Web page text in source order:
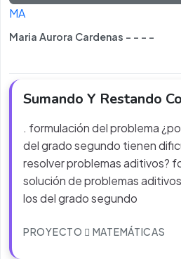
MA
Maria Aurora Cardenas - - - -
Sumando Y Restando
. formulación del problema
del grado segundo tienen
resolver problemas aditivos?
solución de problemas
los del grado segundo
PROYECTO MATEMÁTICAS